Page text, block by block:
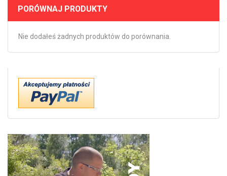
PORÓWNAJ PRODUKTY
Nie dodałeś żadnych produktów do porównania.